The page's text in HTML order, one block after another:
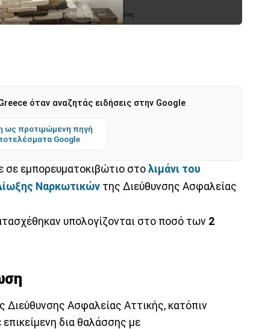
όταν αναζητάς ειδήσεις στην Google
ως προτιμώμενη πηγή
Google
σε εμπορευματοκιβώτιο στο λιμάνι του
Ναρκωτικών της Διεύθυνσης Ασφαλείας
υπολογίζονται στο ποσό των 2
Ασφαλείας Αττικής, κατόπιν
δια θαλάσσης με